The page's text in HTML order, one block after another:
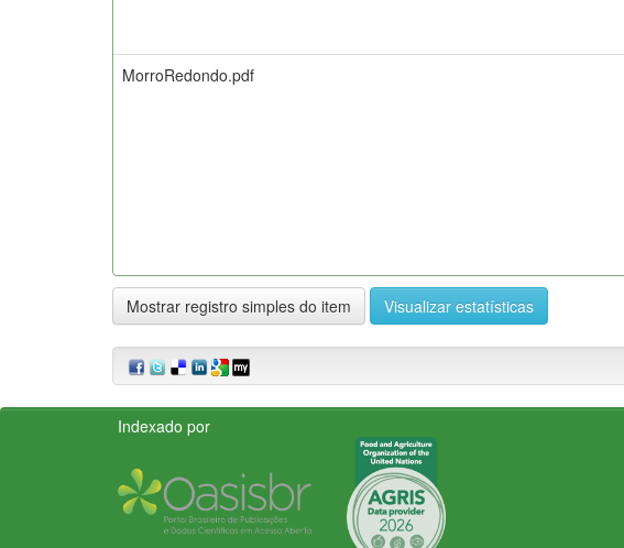
MorroRedondo.pdf
Mostrar registro simples do item Visualizar estatísticas
Indexado por